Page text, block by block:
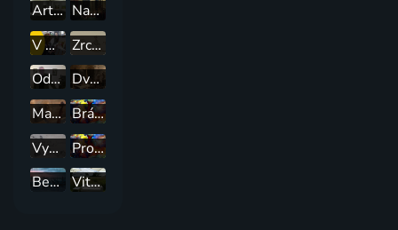
Art from the Heart v Šanghaji
Napoleon – ve jménu umění
V Umení
Zrcadlo doby
Odkaz starých pánů
Dvořák - umění hořák
Malíři velkých formátů
Brána do světa umění
Vysočina - odkaz Josefa Jambora
Proměna duchovního malířství napříč staletími
Benátky – nekonečně avantgardní
Vitra design museum